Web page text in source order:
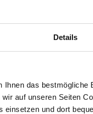
Details
das
auf unseren Seiten
und dort
sich 3 Besucherfür